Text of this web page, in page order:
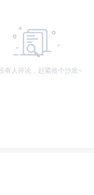
有人评论，赶紧抢个沙发~